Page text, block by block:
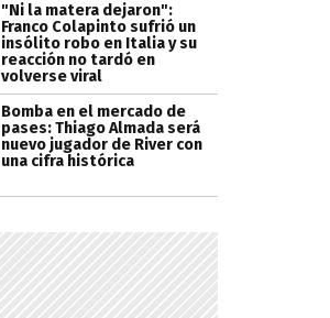
"Ni la matera dejaron":
Franco Colapinto sufrió un
insólito robo en Italia y su
reacción no tardó en
volverse viral
Bomba en el mercado de
pases: Thiago Almada será
nuevo jugador de River con
una cifra histórica